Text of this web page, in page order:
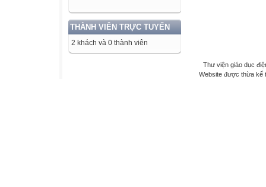
THÀNH VIÊN TRỰC TUYẾN
2 khách và 0 thành viên
Thư viện giáo dục
Website được thừa kế